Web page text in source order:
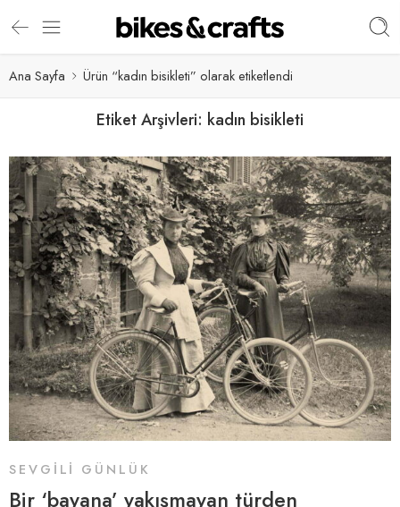
Ana Sayfa Ürün “kadın bisikleti” olarak etiketlendi
Etiket Arşivleri: kadın bisikleti
SEVGILI GÜNLÜK
Bir ‘bayana’ yakışmayan türden